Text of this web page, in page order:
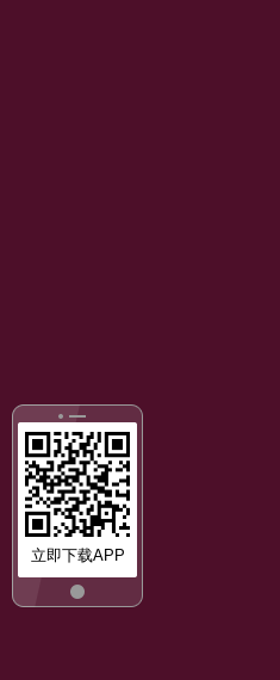
立即下载APP